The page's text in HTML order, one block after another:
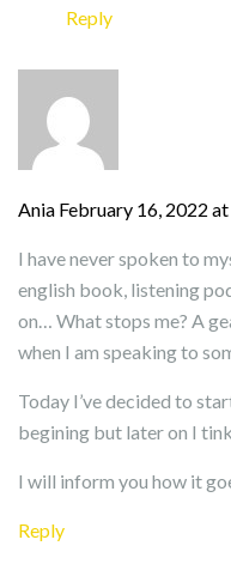
Reply
Ania February 16, 2022
I have never spoken to
english book, listening
on… What stops me? A
when I am speaking to
Today I’ve decided to
begining but later on I
I will inform you how it
Reply